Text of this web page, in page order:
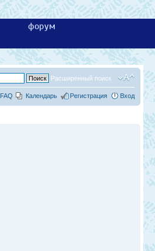
форум
Расширенный поиск
FAQ Календарь Регистрация Вход